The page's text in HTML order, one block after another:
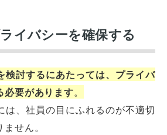
イバシーを確保する
検討するにあたっては、プライバ
必要があります。
は、社員の目にふれるのが不適切
せん。